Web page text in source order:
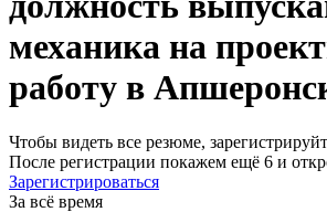
механика на
работу в
Чтобы видеть все резюме,
После регистрации покажем ещё 6 и
Зарегистрироваться
За всё время